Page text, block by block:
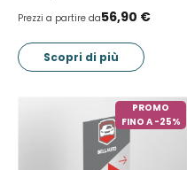
Prezzi a partire da56,90 €
Scopri di più
PROMO
FINO A -25%